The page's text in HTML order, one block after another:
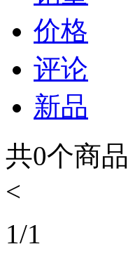
价格
评论
新品
共0个商品
<
1/1